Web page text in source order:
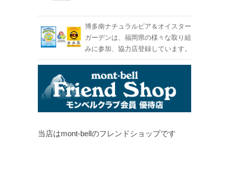
博多南ナチュラルビア＆オイスター
ガーデンは、福岡県の様々な取り組
みに参加、協力店登録しています。
当店はmont-bellのフレンドショップです